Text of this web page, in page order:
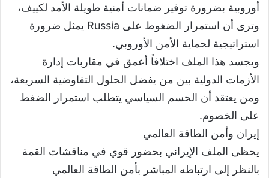
أوروبية بضرورة توفير ضمانات أمنية طويلة الأمد لكييف،
وترى أن استمرار الضغوط على Russia يمثل ضرورة
استراتيجية لحماية الأمن الأوروبي.
ويجسد هذا الملف اختلافاً أعمق في مقاربات إدارة
الأزمات الدولية بين من يفضل الحلول التفاوضية السريعة،
ومن يعتقد أن الحسم السياسي يتطلب استمرار الضغط
على الخصوم.
إيران وأمن الطاقة العالمي
يحظى الملف الإيراني بحضور قوي في مناقشات القمة
بالنظر إلى ارتباطه المباشر بأمن الطاقة العالمي